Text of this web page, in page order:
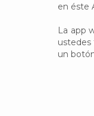
en éste
La app
ustedes
un